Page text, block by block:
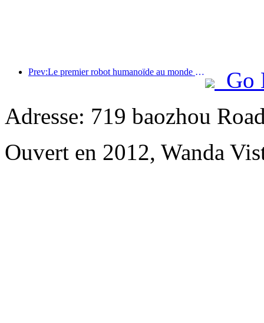
Prev:Le premier robot humanoïde au monde dédié aux services de restauration multi-scénarios a été dévoilé.
Go
Adresse: 719 baozhou
Ouvert en 2012, Wanda